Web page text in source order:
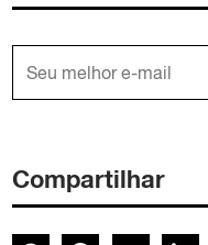
Compartilhar